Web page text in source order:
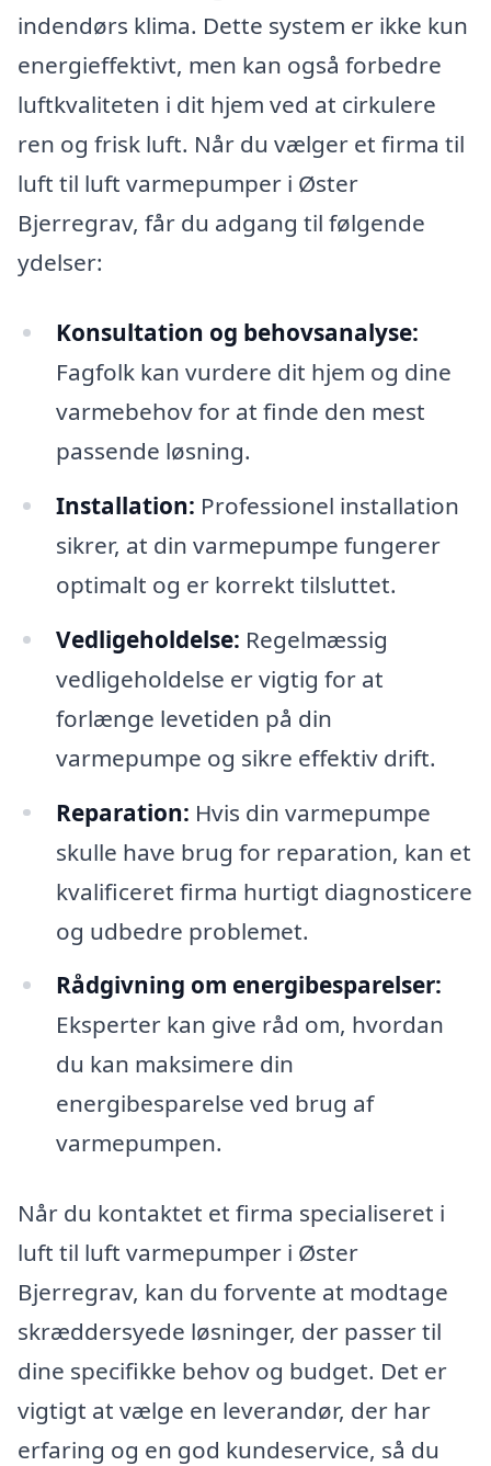
indendørs klima. Dette system er ikke kun
energieffektivt, men kan også forbedre
luftkvaliteten i dit hjem ved at cirkulere
ren og frisk luft. Når du vælger et firma til
luft til luft varmepumper i Øster
Bjerregrav, får du adgang til følgende
ydelser:
Konsultation og behovsanalyse:
Fagfolk kan vurdere dit hjem og dine
varmebehov for at finde den mest
passende løsning.
Installation: Professionel installation
sikrer, at din varmepumpe fungerer
optimalt og er korrekt tilsluttet.
Vedligeholdelse: Regelmæssig
vedligeholdelse er vigtig for at
forlænge levetiden på din
varmepumpe og sikre effektiv drift.
Reparation: Hvis din varmepumpe
skulle have brug for reparation, kan et
kvalificeret firma hurtigt diagnosticere
og udbedre problemet.
Rådgivning om energibesparelser:
Eksperter kan give råd om, hvordan
du kan maksimere din
energibesparelse ved brug af
varmepumpen.
Når du kontaktet et firma specialiseret i
luft til luft varmepumper i Øster
Bjerregrav, kan du forvente at modtage
skræddersyede løsninger, der passer til
dine specifikke behov og budget. Det er
vigtigt at vælge en leverandør, der har
erfaring og en god kundeservice, så du